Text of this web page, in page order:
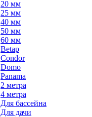
20 мм
25 мм
40 мм
50 мм
60 мм
Betap
Condor
Domo
Panama
2 метра
4 метра
Для бассейна
Для дачи